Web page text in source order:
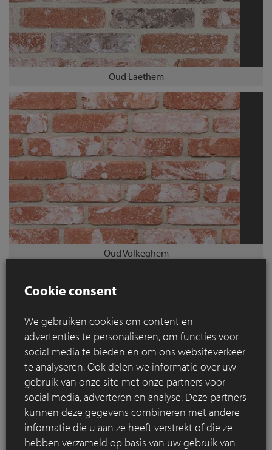
Oud Laethem
Oud Volkeghem
Oud Leerne
Cookie consent
We gebruiken cookies om content en
advertenties te personaliseren, om functies voor
social media te bieden en om ons websiteverkeer
te analyseren. Ook delen we informatie over uw
gebruik van onze site met onze partners voor
social media, adverteren en analyse. Deze partners
kunnen deze gegevens combineren met andere
informatie die u aan ze heeft verstrekt of die ze
hebben verzameld op basis van uw gebruik van